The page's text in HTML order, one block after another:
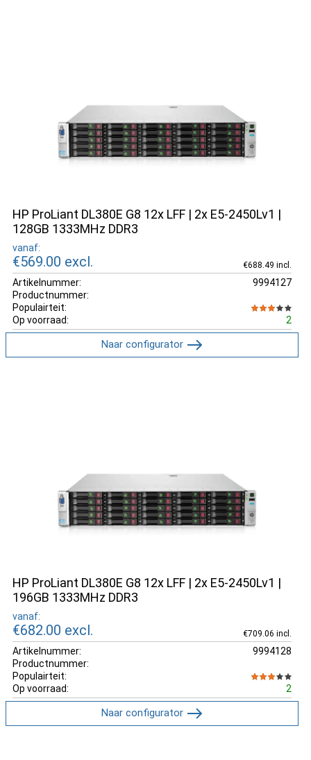
HP ProLiant DL380E G8 12x LFF | 2x E5-2450Lv1 |
128GB 1333MHz DDR3
vanaf:
€569.00 excl. €688.49 incl.
Artikelnummer:
9994127
Productnummer:
Populairteit:
Op voorraad:
2
Naar configurator
HP ProLiant DL380E G8 12x LFF | 2x E5-2450Lv1 |
196GB 1333MHz DDR3
vanaf:
€682.00 excl. €709.06 incl.
Artikelnummer:
9994128
Productnummer:
Populairteit:
Op voorraad:
2
Naar configurator